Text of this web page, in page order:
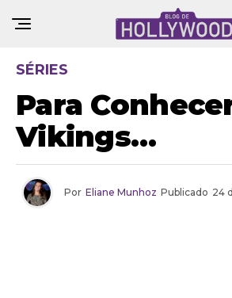
SÉRIES
Para
Vikings…
Por Eliane Munhoz Publicado 24